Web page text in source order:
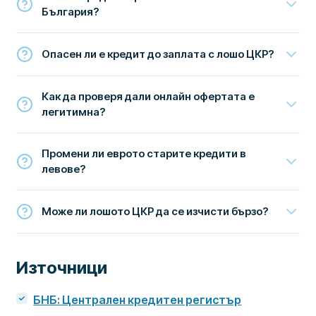
България?
Опасен ли е кредит до заплата с лошо ЦКР?
Как да проверя дали онлайн офертата е
легитимна?
Промени ли еврото старите кредити в
левове?
Може ли лошото ЦКР да се изчисти бързо?
Източници
БНБ: Централен кредитен регистър